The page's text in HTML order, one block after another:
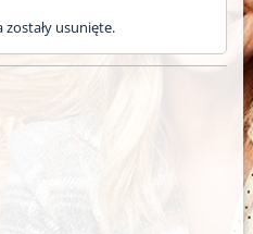
usunięte.